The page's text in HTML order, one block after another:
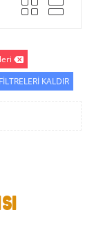
FİLTRELERİ KALDIR